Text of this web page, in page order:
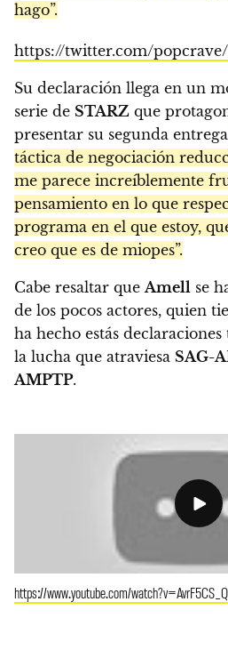
hago”.
https://twitter.com/popcrave/
Su declaración llega en un
serie de STARZ que
presentar su segunda
táctica de negociación
me parece increíblemente
pensamiento en lo que
programa en el que estoy,
creo que es de miopes”.
Cabe resaltar que Amell se
de los pocos actores, quien
ha hecho estás
la lucha que atraviesa SAG-
AMPTP.
https://www.youtube.com/